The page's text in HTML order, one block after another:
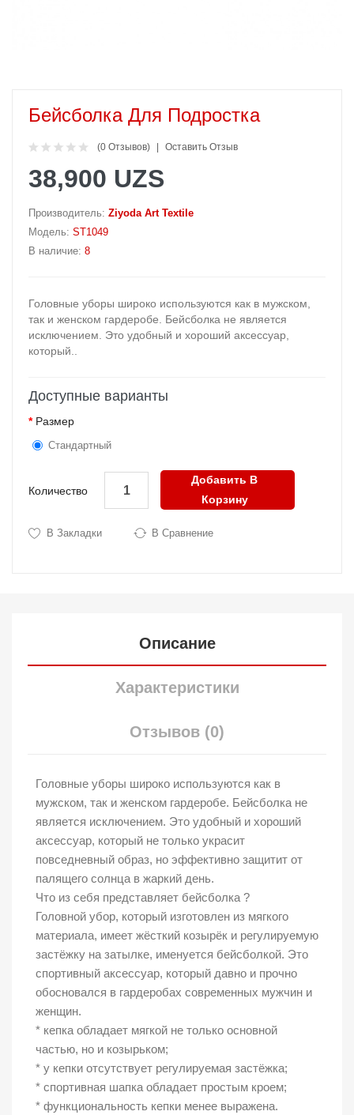
Бейсболка Для Подростка
(0 Отзывов) Оставить Отзыв
38,900 UZS
Производитель: Ziyoda Art Textile
Модель: ST1049
В наличие: 8
Головные уборы широко используются как в мужском,
так и женском гардеробе. Бейсболка не является
исключением. Это удобный и хороший аксессуар,
который..
Доступные варианты
Размер
Стандартный
Количество
Добавить В
Корзину
В Закладки В Сравнение
Описание
Характеристики
Отзывов (0)
Головные уборы широко используются как в
мужском, так и женском гардеробе. Бейсболка не
является исключением. Это удобный и хороший
аксессуар, который не только украсит
повседневный образ, но эффективно защитит от
палящего солнца в жаркий день.
Что из себя представляет бейсболка ?
Головной убор, который изготовлен из мягкого
материала, имеет жёсткий козырёк и регулируемую
застёжку на затылке, именуется бейсболкой. Это
спортивный аксессуар, который давно и прочно
обосновался в гардеробах современных мужчин и
женщин.
* кепка обладает мягкой не только основной
частью, но и козырьком;
* у кепки отсутствует регулируемая застёжка;
* спортивная шапка обладает простым кроем;
* функциональность кепки менее выражена.